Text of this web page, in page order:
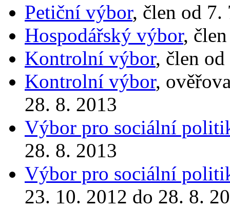
Petiční výbor, člen od 7.
Hospodářský výbor,
Kontrolní výbor, člen
Kontrolní výbor,
28. 8. 2013
Výbor pro sociální
28. 8. 2013
Výbor pro sociální
23. 10. 2012 do 28. 8.